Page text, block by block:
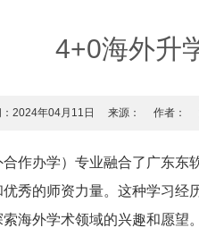
4+0海外升
2024年04月11日 来源： 作者：
作办学）专业融合了广东
秀的师资力量。这种学习
海外学术领域的兴趣和愿望。